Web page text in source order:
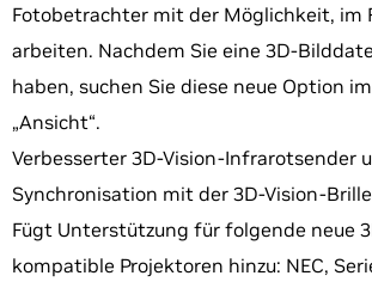
Fotobetrachter mit der Möglichkeit, im
arbeiten. Nachdem Sie eine 3D-
haben, suchen Sie diese neue Option
„Ansicht“.
Verbesserter 3D-Vision-Infrarotsender
Synchronisation mit der 3D-Vision-
Fügt Unterstützung für folgende neue
kompatible Projektoren hinzu: NEC,